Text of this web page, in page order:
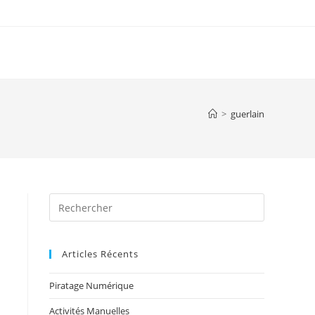
> guerlain
Articles Récents
Piratage Numérique
Activités Manuelles